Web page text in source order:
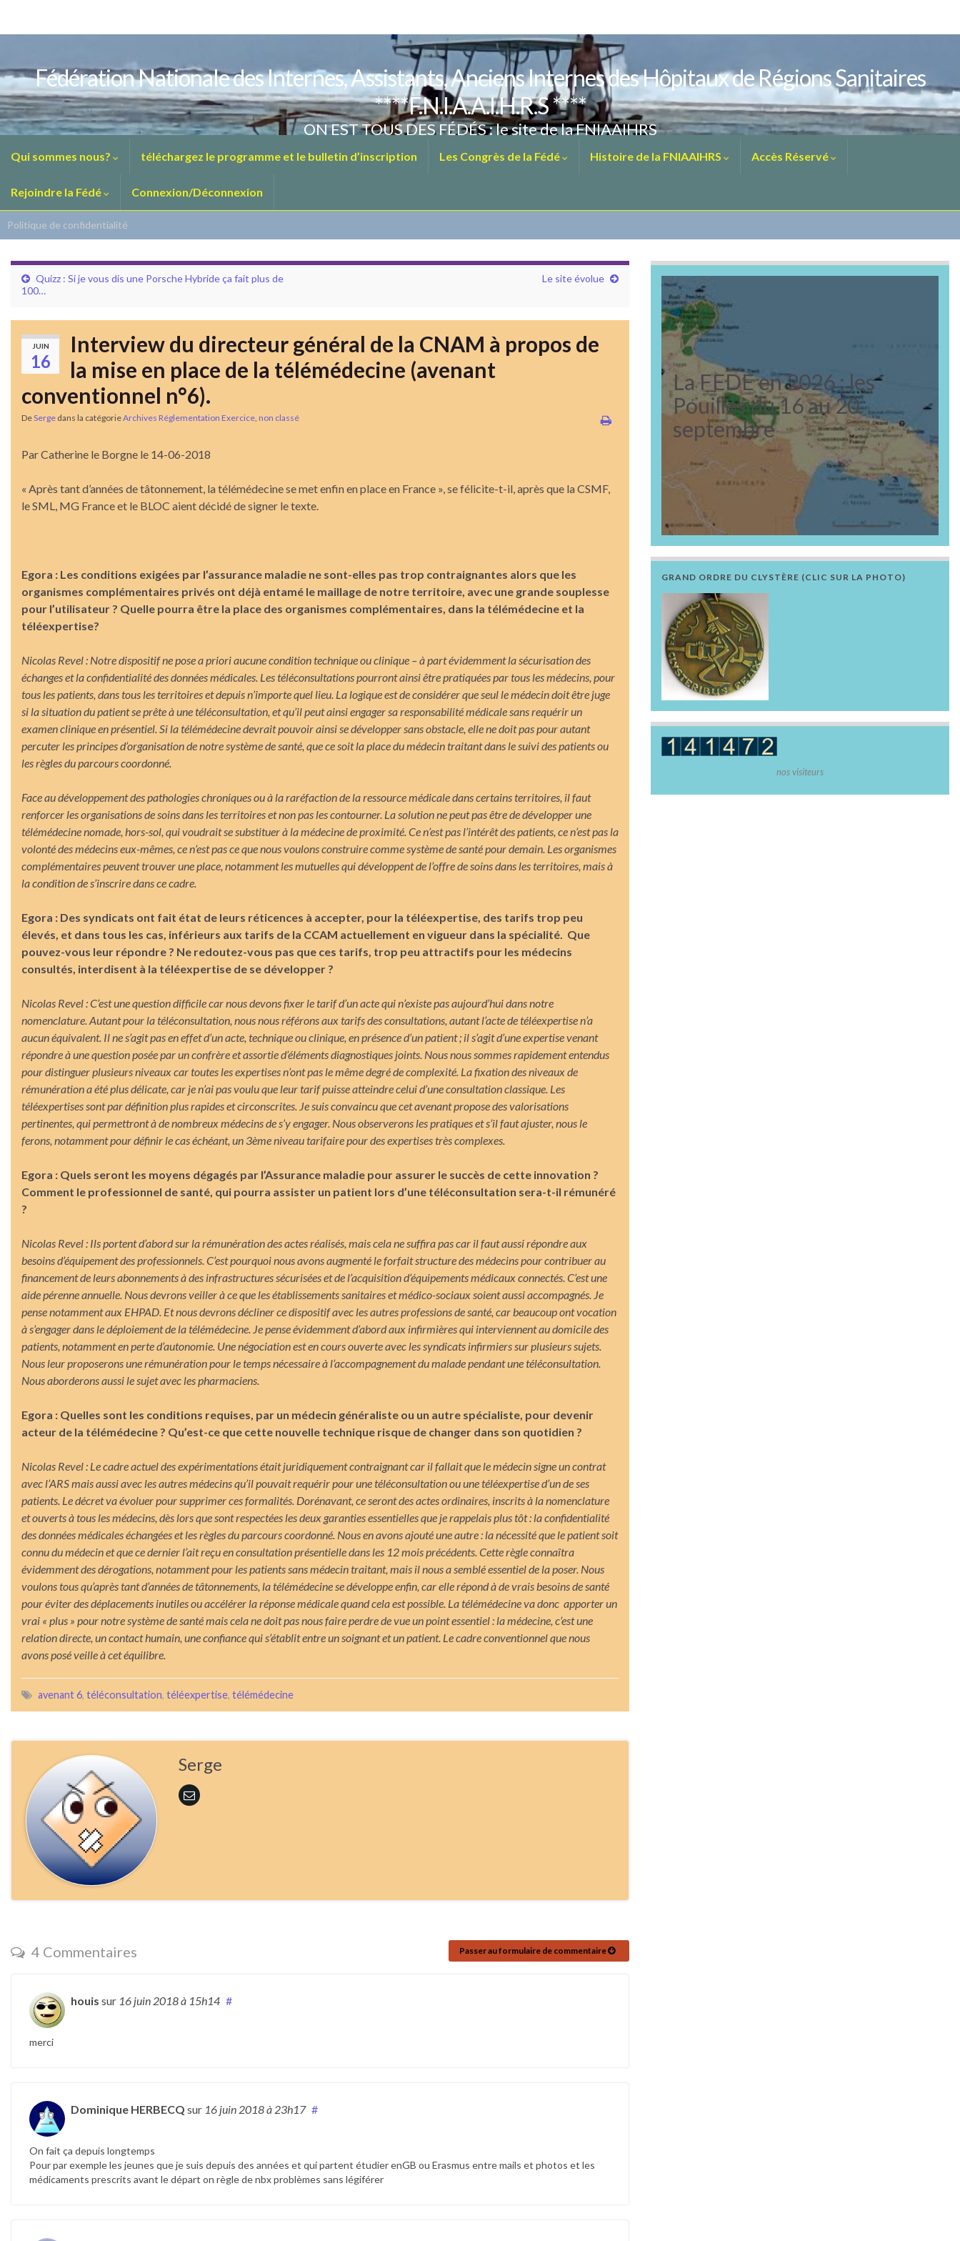
Fédération Nationale des Internes, Assistants, Anciens Internes des Hôpitaux de Régions Sanitaires
****F.N.I.A.A.I.H.R.S ****
ON EST TOUS DES FÉDÉS : le site de la FNIAAIHRS
Qui sommes nous? téléchargez le programme et le bulletin d’inscription Les Congrès de la Fédé Histoire de la FNIAAIHRS Accès Réservé
Rejoindre la Fédé Connexion/Déconnexion
Politique de confidentialité
Quizz : Si je vous dis une Porsche Hybride ça fait plus de
100…
Le site évolue
JUIN
16
Interview du directeur général de la CNAM à propos de
la mise en place de la télémédecine (avenant
conventionnel n°6).
DeSerge dans la catégorieArchives Réglementation Exercice non classé
Par Catherine le Borgne le 14-06-2018
« Après tant d’années de tâtonnement, la télémédecine se met enfin en place en France », se félicite-t-il, après que la CSMF,
le SML, MG France et le BLOC aient décidé de signer le texte.
Egora : Les conditions exigées par l’assurance maladie ne sont-elles pas trop contraignantes alors que les
organismes complémentaires privés ont déjà entamé le maillage de notre territoire, avec une grande souplesse
pour l’utilisateur ? Quelle pourra être la place des organismes complémentaires, dans la télémédecine et la
téléexpertise?
Nicolas Revel : Notre dispositif ne pose a priori aucune condition technique ou clinique – à part évidemment la sécurisation des
échanges et la confidentialité des données médicales. Les téléconsultations pourront ainsi être pratiquées par tous les médecins, pour
tous les patients, dans tous les territoires et depuis n’importe quel lieu. La logique est de considérer que seul le médecin doit être juge
si la situation du patient se prête à une téléconsultation, et qu’il peut ainsi engager sa responsabilité médicale sans requérir un
examen clinique en présentiel. Si la télémédecine devrait pouvoir ainsi se développer sans obstacle, elle ne doit pas pour autant
percuter les principes d’organisation de notre système de santé, que ce soit la place du médecin traitant dans le suivi des patients ou
les règles du parcours coordonné.
Face au développement des pathologies chroniques ou à la raréfaction de la ressource médicale dans certains territoires, il faut
renforcer les organisations de soins dans les territoires et non pas les contourner. La solution ne peut pas être de développer une
télémédecine nomade, hors-sol, qui voudrait se substituer à la médecine de proximité. Ce n’est pas l’intérêt des patients, ce n’est pas la
volonté des médecins eux-mêmes, ce n’est pas ce que nous voulons construire comme système de santé pour demain. Les organismes
complémentaires peuvent trouver une place, notamment les mutuelles qui développent de l’offre de soins dans les territoires, mais à
la condition de s’inscrire dans ce cadre.
Egora : Des syndicats ont fait état de leurs réticences à accepter, pour la téléexpertise, des tarifs trop peu
élevés, et dans tous les cas, inférieurs aux tarifs de la CCAM actuellement en vigueur dans la spécialité. Que
pouvez-vous leur répondre ? Ne redoutez-vous pas que ces tarifs, trop peu attractifs pour les médecins
consultés, interdisent à la téléexpertise de se développer ?
Nicolas Revel : C’est une question difficile car nous devons fixer le tarif d’un acte qui n’existe pas aujourd’hui dans notre
nomenclature. Autant pour la téléconsultation, nous nous référons aux tarifs des consultations, autant l’acte de téléexpertise n’a
aucun équivalent. Il ne s’agit pas en effet d’un acte, technique ou clinique, en présence d’un patient ; il s’agit d’une expertise venant
répondre à une question posée par un confrère et assortie d’éléments diagnostiques joints. Nous nous sommes rapidement entendus
pour distinguer plusieurs niveaux car toutes les expertises n’ont pas le même degré de complexité. La fixation des niveaux de
rémunération a été plus délicate, car je n’ai pas voulu que leur tarif puisse atteindre celui d’une consultation classique. Les
téléexpertises sont par définition plus rapides et circonscrites. Je suisconvaincu que cet avenant propose des valorisations
pertinentes, qui permettront à de nombreux médecins de s’y engager. Nous observerons les pratiques et s’il faut ajuster, nous le
ferons, notamment pour définir le cas échéant, un 3ème niveau tarifaire pour des expertises très complexes.
Egora : Quels seront les moyens dégagés par l’Assurance maladie pour assurer le succès de cette innovation ?
Comment le professionnel de santé, qui pourra assister un patient lors d’une téléconsultation sera-t-il rémunéré
?
Nicolas Revel : Ils portent d’abord sur la rémunération des actes réalisés, mais cela ne suffira pas car il faut aussi répondre aux
besoins d’équipement des professionnels. C’est pourquoi nous avons augmenté le forfait structure des médecins pour contribuer au
financement de leurs abonnements à des infrastructures sécurisées et de l’acquisition d’équipements médicaux connectés. C’est une
aide pérenne annuelle. Nous devrons veiller à ce que les établissements sanitaires et médico-sociaux soient aussi accompagnés. Je
pense notamment aux EHPAD. Et nous devrons décliner ce dispositif avec les autres professions de santé, car beaucoup ont vocation
à s’engager dans le déploiement de la télémédecine. Je pense évidemment d’abord aux infirmières qui interviennent au domicile des
patients, notamment en perte d’autonomie. Une négociation est en cours ouverte avec les syndicats infirmiers sur plusieurs sujets.
Nous leur proposerons une rémunération pour le temps nécessaire à l’accompagnement du malade pendant une téléconsultation.
Nous aborderons aussi le sujet avec les pharmaciens.
Egora : Quelles sont les conditions requises, par un médecin généraliste ou un autre spécialiste, pour devenir
acteur de la télémédecine ? Qu’est-ce que cette nouvelle technique risque de changer dans son quotidien ?
Nicolas Revel : Le cadre actuel des expérimentations était juridiquement contraignant car il fallait que le médecin signe un contrat
avec l’ARS mais aussi avec les autres médecins qu’il pouvait requérir pour une téléconsultation ou une téléexpertise d’un de ses
patients. Le décret va évoluer pour supprimer ces formalités. Dorénavant, ce seront des actes ordinaires, inscrits à la nomenclature
et ouverts à tous les médecins, dès lors que sont respectées les deux garanties essentielles que je rappelais plus tôt : la confidentialité
des données médicales échangées et les règles du parcours coordonné. Nous en avons ajouté une autre : la nécessité que le patient soit
connu du médecin et que ce dernier l’ait reçu en consultation présentielle dans les 12 mois précédents. Cette règle connaîtra
évidemment des dérogations, notamment pour les patients sans médecin traitant, mais il nous a semblé essentiel de la poser. Nous
voulons tous qu’après tant d’années de tâtonnements, la télémédecine se développe enfin, car elle répond à de vrais besoins de santé
pour éviter des déplacements inutiles ou accélérer la réponse médicale quand cela est possible. La télémédecine va donc apporter un
vrai « plus » pour notre système de santé mais cela ne doit pas nous faire perdre de vue un point essentiel : la médecine, c’est une
relation directe, un contact humain, une confiance qui s’établit entre un soignant et un patient. Le cadre conventionnel que nous
avons posé veille à cet équilibre.
avenant 6, téléconsultation, téléexpertise, télémédecine
Serge
4 Commentaires Passer au formulaire de commentaire
houis sur 16 juin 2018à 15h14 #
merci
Dominique HERBECQ sur 16 juin 2018à 23h17 #
On fait ça depuis longtemps
Pour par exemple les jeunes que je suis depuis des années et qui partent étudier enGB ou Erasmus entre mails et photos et les
médicaments prescrits avant le départ on règle de nbx problèmes sans légiférer
La FEDE en 2026 : les
Pouilles du 16 au 20
septembre
GRAND ORDRE DU CLYSTÈRE (CLIC SUR LA PHOTO)
nos visiteurs